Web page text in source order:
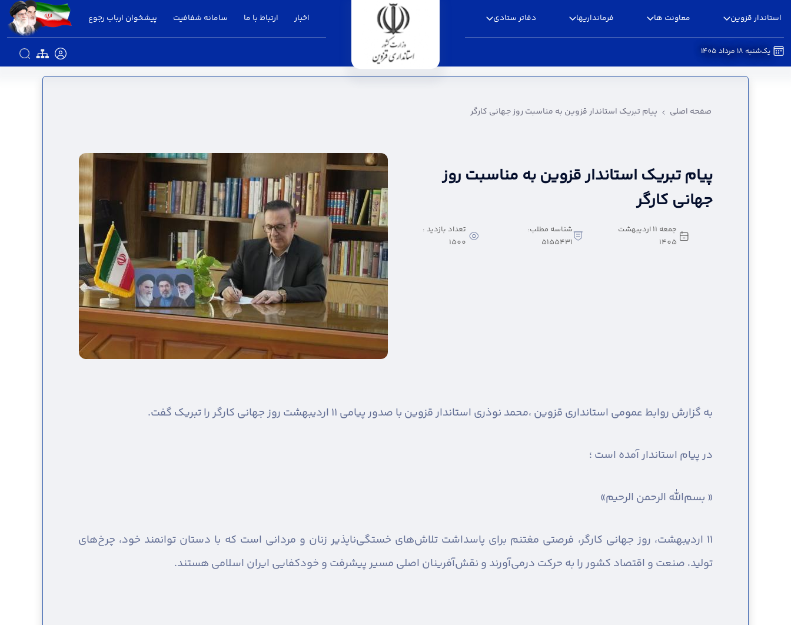
استاندار قزوین معاونت ها فرمانداریها دفاتر ستادی اخبار ارتباط با ما سامانه شفافیت پیشخوان ارباب رجوع
یک‌شنبه 18 مرداد 1405
پیام تبریک استاندار قزوین به مناسبت روز جهانی کارگر - استانداری قزوین
صفحه اصلی پیام تبریک استاندار قزوین به مناسبت روز جهانی کارگر
پیام تبریک استاندار قزوین به مناسبت روز
جهانی کارگر
جمعه 11 اردیبهشت
1405
شناسه مطلب:
5155431
تعداد بازدید :
1500
به گزارش روابط عمومی استانداری قزوین ،محمد نوذری استاندار قزوین با صدور پیامی ۱۱ اردیبهشت روز جهانی کارگر را تبریک گفت.
در پیام استاندار آمده است ؛
« بسم‌الله الرحمن الرحیم»
۱۱ اردیبهشت، روز جهانی کارگر، فرصتی مغتنم برای پاسداشت تلاش‌های خستگی‌ناپذیر زنان و مردانی است که با دستان توانمند خود، چرخ‌های
تولید، صنعت و اقتصاد کشور را به حرکت درمی‌آورند و نقش‌آفرینان اصلی مسیر پیشرفت و خودکفایی ایران اسلامی هستند.